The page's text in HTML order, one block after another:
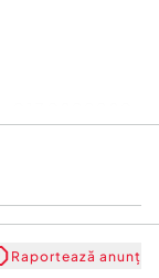
Raportează anunț